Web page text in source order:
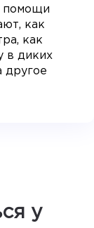
помощи
как
как
в диких
другое
у